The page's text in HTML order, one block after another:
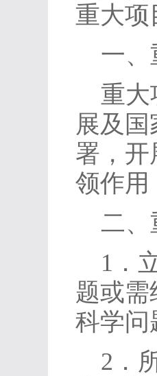
重大项
一、
重大
展及
署，开
领作用
二、
1．
题或
科学问
2．